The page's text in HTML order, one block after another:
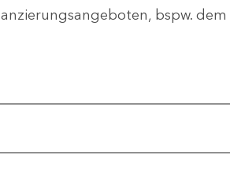
bspw. dem